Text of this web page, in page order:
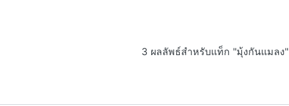
3 ผลลัพธ์สำหรับแท็ก "มุ้งกันแมลง"